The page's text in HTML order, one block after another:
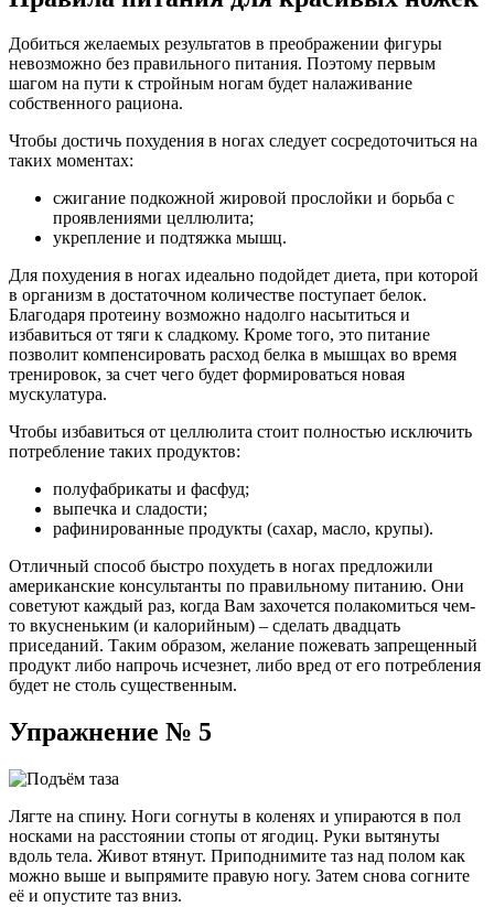
Добиться желаемых результатов в преображении фигуры
невозможно без правильного питания. Поэтому первым
шагом на пути к стройным ногам будет налаживание
собственного рациона.
Чтобы достичь похудения в ногах следует сосредоточиться на
таких моментах:
сжигание подкожной жировой прослойки и борьба с
проявлениями целлюлита;
укрепление и подтяжка мышц.
Для похудения в ногах идеально подойдет диета, при которой
в организм в достаточном количестве поступает белок.
Благодаря протеину возможно надолго насытиться и
избавиться от тяги к сладкому. Кроме того, это питание
позволит компенсировать расход белка в мышцах во время
тренировок, за счет чего будет формироваться новая
мускулатура.
Чтобы избавиться от целлюлита стоит полностью исключить
потребление таких продуктов:
полуфабрикаты и фасфуд;
выпечка и сладости;
рафинированные продукты (сахар, масло, крупы).
Отличный способ быстро похудеть в ногах предложили
американские консультанты по правильному питанию. Они
советуют каждый раз, когда Вам захочется полакомиться чем-
то вкусненьким (и калорийным) – сделать двадцать
приседаний. Таким образом, желание пожевать запрещенный
продукт либо напрочь исчезнет, либо вред от его потребления
будет не столь существенным.
Упражнение № 5
Лягте на спину. Ноги согнуты в коленях и упираются в пол
носками на расстоянии стопы от ягодиц. Руки вытянуты
вдоль тела. Живот втянут. Приподнимите таз над полом как
можно выше и выпрямите правую ногу. Затем снова согните
её и опустите таз вниз.